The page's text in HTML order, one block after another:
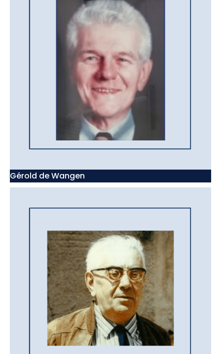
Gérold de Wangen